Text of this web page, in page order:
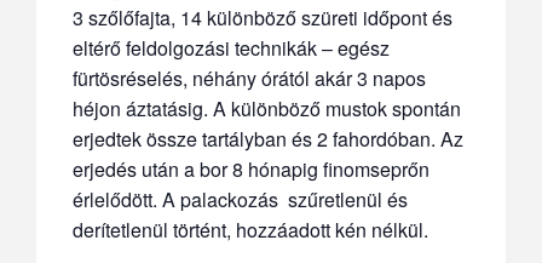
3 szőlőfajta, 14 különböző szüreti időpont és
eltérő feldolgozási technikák – egész
fürtösréselés, néhány órától akár 3 napos
héjon áztatásig. A különböző mustok spontán
erjedtek össze tartályban és 2 fahordóban. Az
erjedés után a bor 8 hónapig finomseprőn
érlelődött. A palackozás szűretlenül és
derítetlenül történt, hozzáadott kén nélkül.